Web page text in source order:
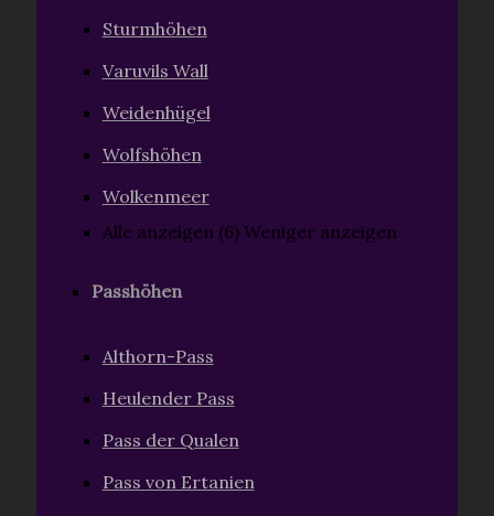
Sturmhöhen
Varuvils Wall
Weidenhügel
Wolfshöhen
Wolkenmeer
Alle anzeigen (6) Weniger anzeigen
Passhöhen
Althorn-Pass
Heulender Pass
Pass der Qualen
Pass von Ertanien